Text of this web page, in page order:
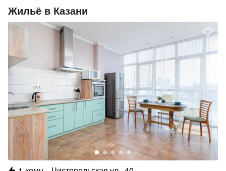
Жильё в Казани